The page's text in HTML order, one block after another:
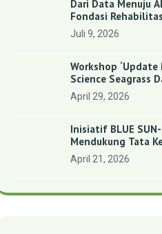
Dari Data Menuju
Fondasi
Benan Dan Sebong
Kepulauan Riau
Juli 9, 2026
Workshop ‘Update
Science Seagrass
Indonesia’: Perkuat
Dan Kolaborasi
April 29, 2026
Inisiatif BLUE
Mendukung Tata
Melalui Pemetaan
Enam Desa
April 21, 2026